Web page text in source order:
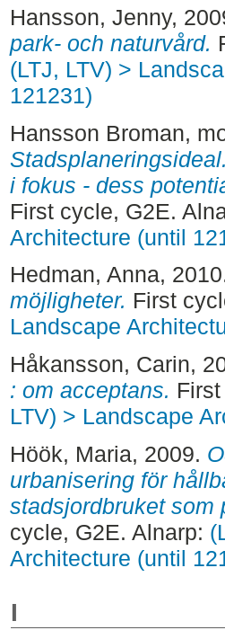
Hansson, Jenny,
park- och naturvård.
(LTJ, LTV) >
121231)
Hansson Broman,
i fokus - dess
First cycle, G2E.
Architecture (until
Hedman, Anna,
möjligheter. First
Landscape
Håkansson, Carin,
: om acceptans.
LTV) > Landscape
Höök, Maria, 2009.
urbanisering för
stadsjordbruket som
cycle, G2E. Alnarp:
Architecture (until
I